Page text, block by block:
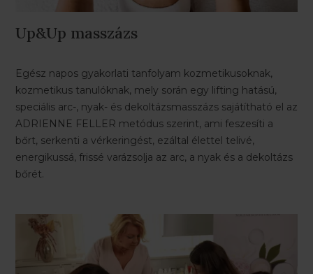
Up&Up masszázs
Egész napos gyakorlati tanfolyam kozmetikusoknak,
kozmetikus tanulóknak, mely során egy lifting hatású,
speciális arc-, nyak- és dekoltázsmasszázs sajátítható el az
ADRIENNE FELLER metódus szerint, ami feszesíti a
bőrt, serkenti a vérkeringést, ezáltal élettel telivé,
energikussá, frissé varázsolja az arc, a nyak és a dekoltázs
bőrét.